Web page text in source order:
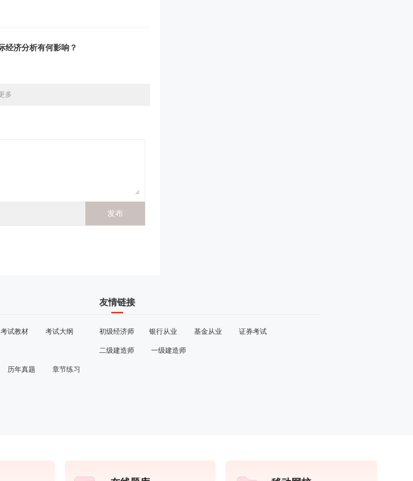
经济分析有何影响？
多
考试教材 考试大纲
历年真题 章节练习
友情链接
初级经济师 银行从业 基金从业 证券考试
二级建造师 一级建造师